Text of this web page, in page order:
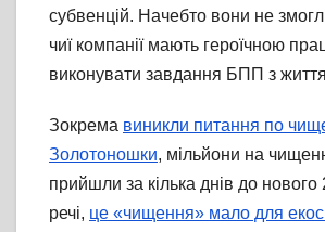
субвенцій. Начебто вони не
чиї компанії мають героїчною
виконувати завдання БПП з життя
Зокрема виникли питання по
Золотоношки, мільйони на
прийшли за кілька днів до
речі, це «чищення» мало для